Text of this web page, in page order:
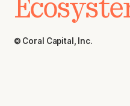
© Coral Capital, Inc.